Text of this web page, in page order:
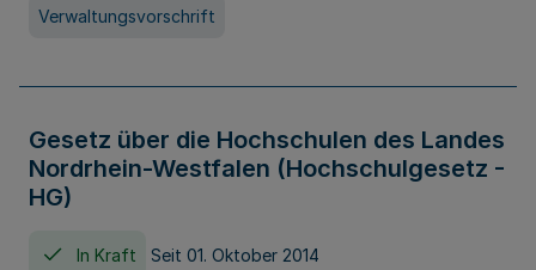
Verwaltungsvorschrift
Gesetz über die Hochschulen des Landes
Nordrhein-Westfalen (Hochschulgesetz -
HG)
In Kraft Seit 01. Oktober 2014